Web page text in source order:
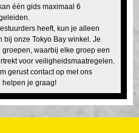
één gids maximaal 6
heeft, kun je alleen
onze Tokyo Bay winkel. Je
waarbij elke groep een
voor veiligheidsmaatregelen.
gerust contact op met ons
helpen je graag!